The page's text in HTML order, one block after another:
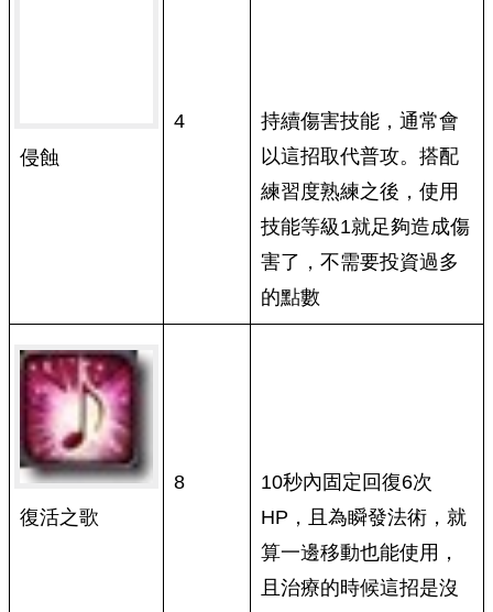
侵蝕
4
持續傷害技能，通常會
以這招取代普攻。搭配
練習度熟練之後，使用
技能等級1就足夠造成傷
害了，不需要投資過多
的點數
復活之歌
8
10秒內固定回復6次
HP，且為瞬發法術，就
算一邊移動也能使用，
且治療的時候這招是沒